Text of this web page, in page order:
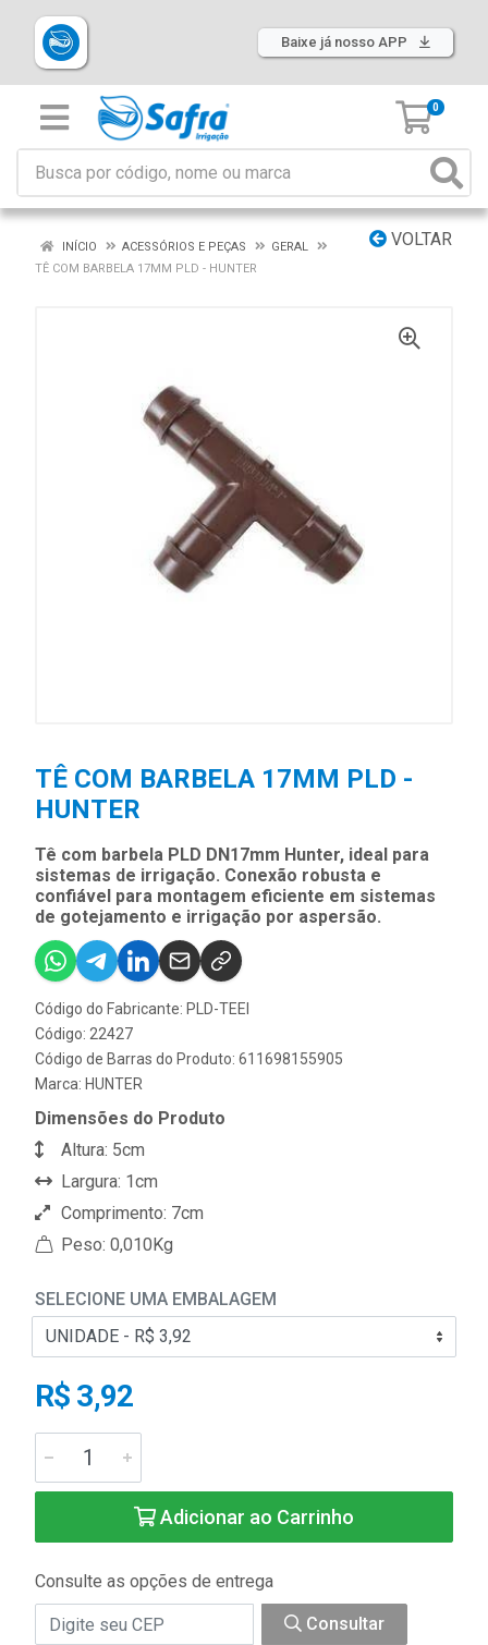
Baixe já nosso APP
0
VOLTAR
INÍCIO ACESSÓRIOS E PEÇAS
GERAL
TÊ COM BARBELA 17MM PLD - HUNTER
TÊ COM BARBELA 17MM PLD -
HUNTER
Tê com barbela PLD DN17mm Hunter, ideal para
sistemas de irrigação. Conexão robusta e
confiável para montagem eficiente em sistemas
de gotejamento e irrigação por aspersão.
Código do Fabricante: PLD-TEEI
Código: 22427
Código de Barras do Produto: 611698155905
Marca: HUNTER
Dimensões do Produto
Altura: 5cm
Largura: 1cm
Comprimento: 7cm
Peso: 0,010Kg
SELECIONE UMA EMBALAGEM
R$ 3,92
Adicionar ao Carrinho
Consulte as opções de entrega
Consultar